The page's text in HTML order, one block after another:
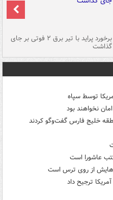
برخورد پراید با تیر برق ۲ فوتی بر جای
گذاشت
توسط سپاه
نخواهند بود
خلیج فارس گفت‌وگو کردند
عاشورا است
از روی ترس است
ترجیح داد